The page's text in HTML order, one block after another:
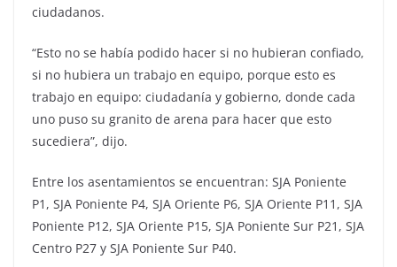
ciudadanos.
“Esto no se había podido hacer si no hubieran confiado,
si no hubiera un trabajo en equipo, porque esto es
trabajo en equipo: ciudadanía y gobierno, donde cada
uno puso su granito de arena para hacer que esto
sucediera”, dijo.
Entre los asentamientos se encuentran: SJA Poniente
P1, SJA Poniente P4, SJA Oriente P6, SJA Oriente P11, SJA
Poniente P12, SJA Oriente P15, SJA Poniente Sur P21, SJA
Centro P27 y SJA Poniente Sur P40.